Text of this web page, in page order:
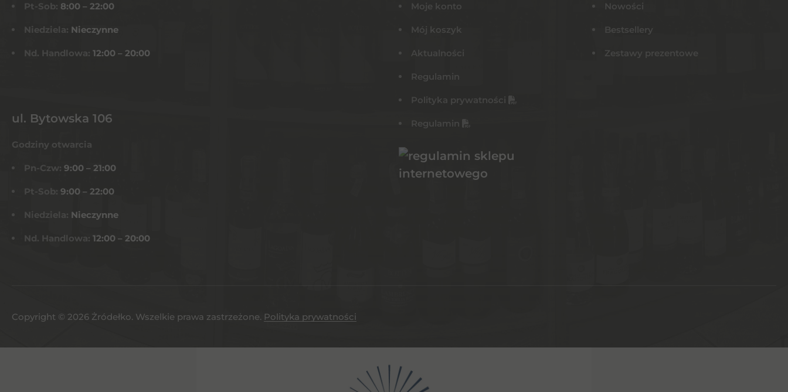
Pt-Sob: 8:00 – 22:00
Niedziela: Nieczynne
Nd. Handlowa: 12:00 – 20:00
ul. Bytowska 106
Godziny otwarcia
Pn-Czw: 9:00 – 21:00
Pt-Sob: 9:00 – 22:00
Niedziela: Nieczynne
Nd. Handlowa: 12:00 – 20:00
Moje konto
Mój koszyk
Aktualności
Regulamin
Polityka prywatności
Regulamin
Nowości
Bestsellery
Zestawy prezentowe
Copyright © 2026 Żródełko. Wszelkie prawa zastrzeżone. Polityka prywatności